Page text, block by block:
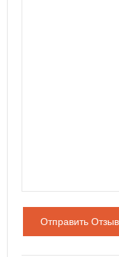
Отправить Отзыв